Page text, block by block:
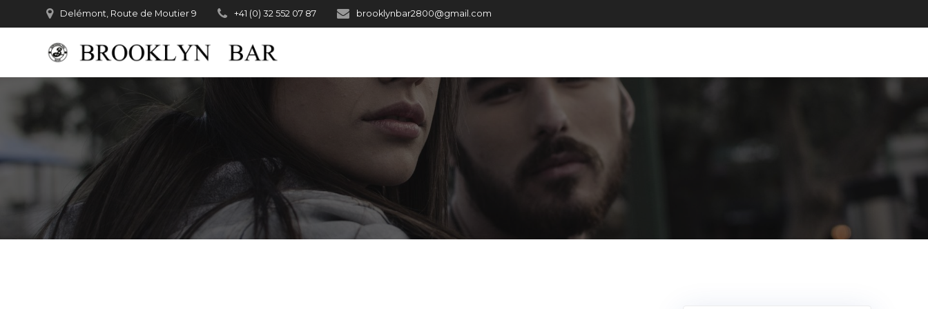
Delémont, Route de Moutier 9 +41 (0) 32 552 07 87 brooklynbar2800@gmail.com